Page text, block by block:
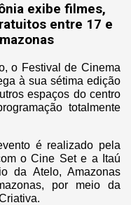
exibe filmes,
entre 17 e
o Festival de Cinema
à sua sétima edição
espaços do centro
totalmente
é realizado pela
o Cine Set e a Itaú
da Atelo, Amazonas
por meio da